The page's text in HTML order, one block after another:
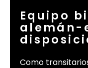
Equipo
alemán-
Como